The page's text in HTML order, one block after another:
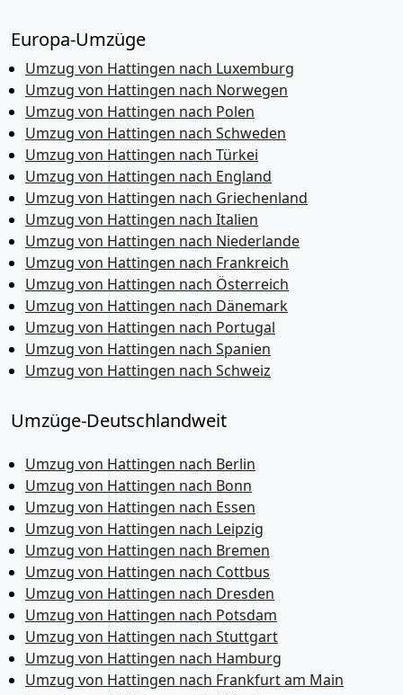
Europa-Umzüge
Umzug von Hattingen nach Luxemburg
Umzug von Hattingen nach Norwegen
Umzug von Hattingen nach Polen
Umzug von Hattingen nach Schweden
Umzug von Hattingen nach Türkei
Umzug von Hattingen nach England
Umzug von Hattingen nach Griechenland
Umzug von Hattingen nach Italien
Umzug von Hattingen nach Niederlande
Umzug von Hattingen nach Frankreich
Umzug von Hattingen nach Österreich
Umzug von Hattingen nach Dänemark
Umzug von Hattingen nach Portugal
Umzug von Hattingen nach Spanien
Umzug von Hattingen nach Schweiz
Umzüge-Deutschlandweit
Umzug von Hattingen nach Berlin
Umzug von Hattingen nach Bonn
Umzug von Hattingen nach Essen
Umzug von Hattingen nach Leipzig
Umzug von Hattingen nach Bremen
Umzug von Hattingen nach Cottbus
Umzug von Hattingen nach Dresden
Umzug von Hattingen nach Potsdam
Umzug von Hattingen nach Stuttgart
Umzug von Hattingen nach Hamburg
Umzug von Hattingen nach Frankfurt am Main